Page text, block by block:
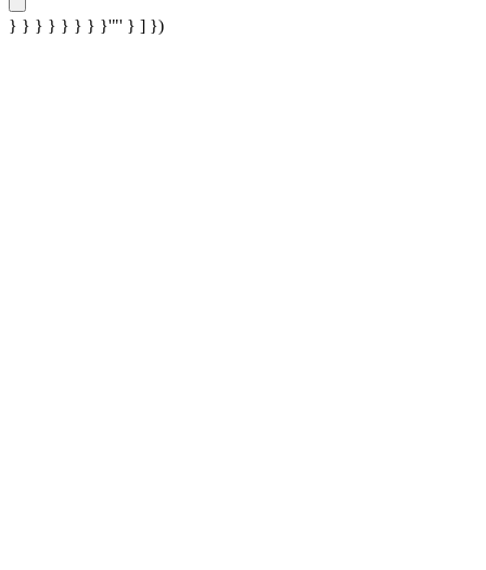
} } } } } } } }'"' } ] })